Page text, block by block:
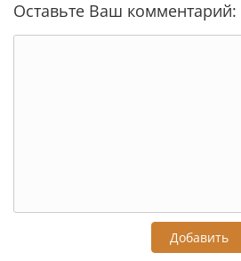
Оставьте Ваш комментарий:
Добавить